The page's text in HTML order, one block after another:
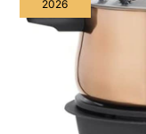
2026